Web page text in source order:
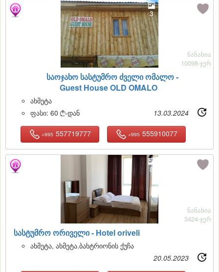
3
საოჯახო სასტუმრო ძველი ომალო -
Guest House OLD OMALO
ნანახია
10098-ჯერ
ახმეტა
ფასი: 60 -დან 13.03.2024
+995 557719777 +995 555910077
8
სასტუმრო ორიველი - Hotel oriveli
ნანახია
3424-ჯერ
ახმეტა, ახმეტა.ბახტრიონის ქუჩა
20.05.2023